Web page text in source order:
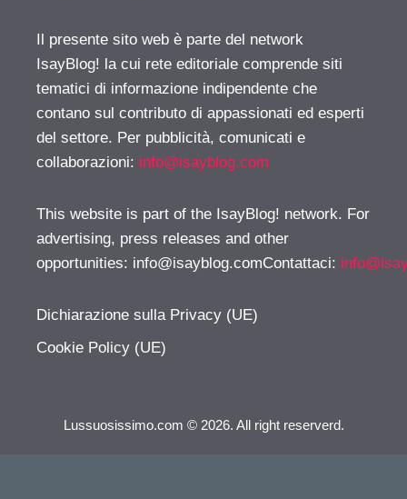
Il presente sito web è parte del network
IsayBlog! la cui rete editoriale comprende siti
tematici di informazione indipendente che
contano sul contributo di appassionati ed esperti
del settore. Per pubblicità, comunicati e
collaborazioni: info@isayblog.com
This website is part of the IsayBlog! network. For
advertising, press releases and other
opportunities: info@isayblog.comContattaci:
Dichiarazione sulla Privacy (UE)
Cookie Policy (UE)
Lussuosissimo.com © 2026. All right reserverd.